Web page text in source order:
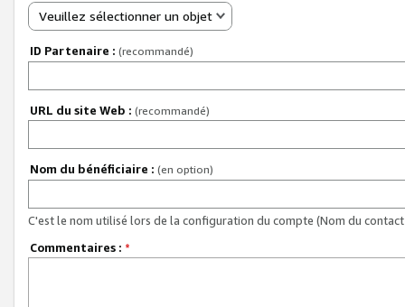
Veuillez sélectionner un objet
ID Partenaire : (recommandé)
URL du site Web : (recommandé)
Nom du bénéficiaire : (en option)
C'est le nom utilisé lors de la configuration du compte (Nom du
Commentaires : *